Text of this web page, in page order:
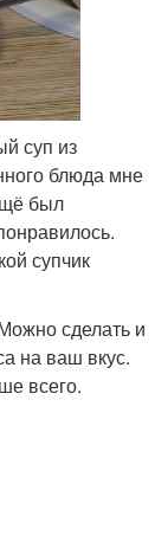
суп из
блюда мне
был
супчик
сделать и
на ваш вкус.
всего.